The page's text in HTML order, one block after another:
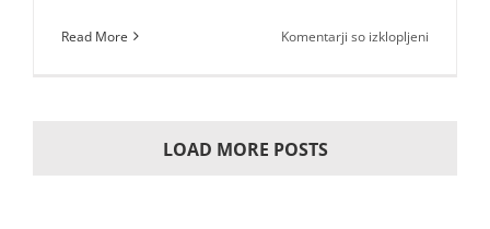
Read More Komentarji so izklopljeni
LOAD MORE POSTS